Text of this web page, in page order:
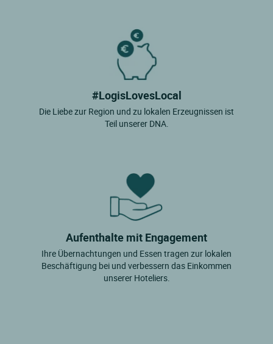
#LogisLovesLocal
Die Liebe zur Region und zu lokalen Erzeugnissen ist
Teil unserer DNA.
Aufenthalte mit Engagement
Ihre Übernachtungen und Essen tragen zur lokalen
Beschäftigung bei und verbessern das Einkommen
unserer Hoteliers.